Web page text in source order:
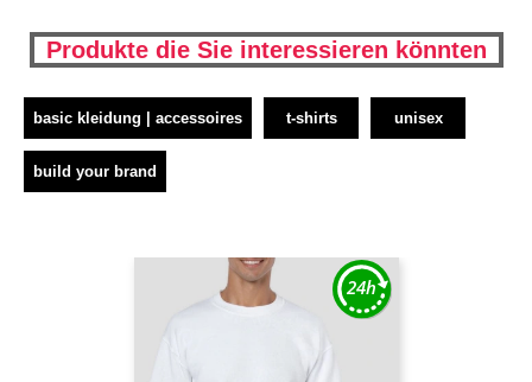
Produkte die Sie interessieren könnten
basic kleidung | accessoires t-shirts unisex
build your brand